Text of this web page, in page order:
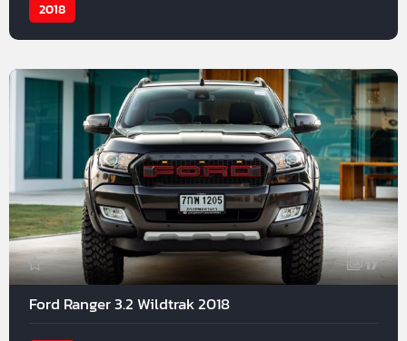
2018
17
Ford Ranger 3.2 Wildtrak 2018